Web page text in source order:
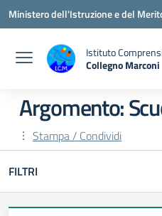
Vai ai contenuti
Vai al menu di navigazione
Vai al footer
Ministero dell'Istruzione e del
Istituto
Collegno Marconi
Argomento:
Stampa / Condividi
FILTRI